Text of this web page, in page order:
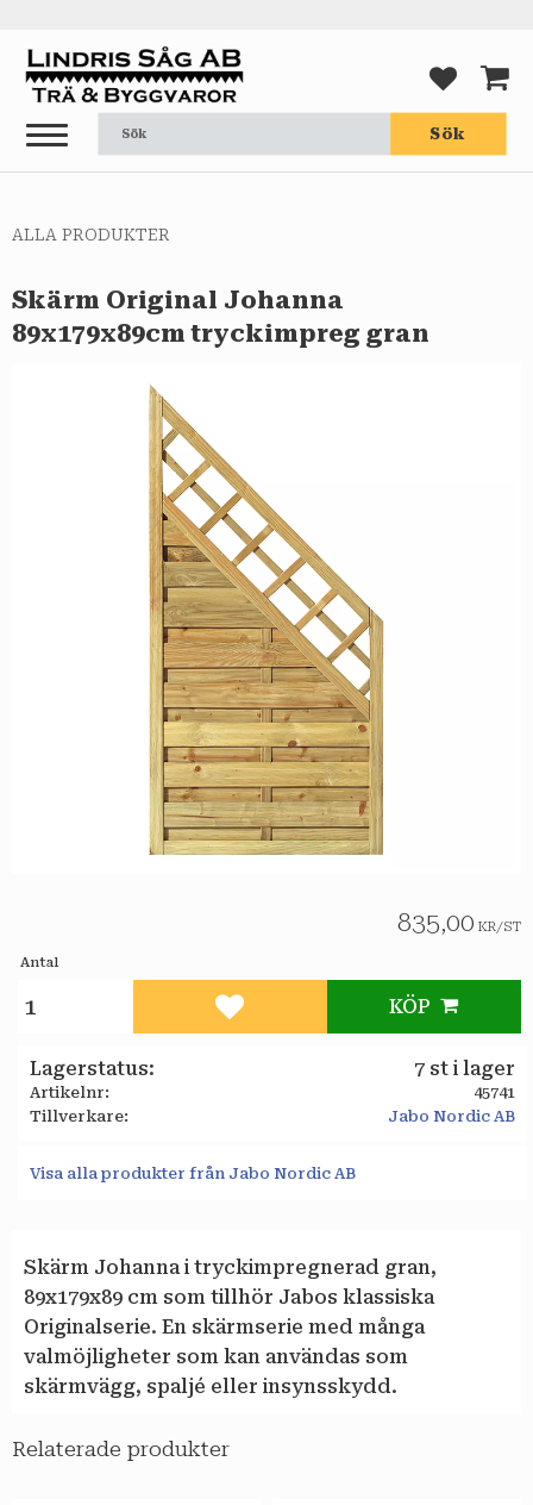
Meny
Sök
ALLA PRODUKTER
Skärm Original Johanna
89x179x89cm tryckimpreg gran
835,00 KR/ST
Antal
KÖP
Lägg till i favoriter
Lagerstatus 7 st i lager
Artikelnr
45741
Tillverkare
Jabo Nordic AB
Visa alla produkter från Jabo Nordic AB
Skärm Johanna i tryckimpregnerad gran,
89x179x89 cm som tillhör Jabos klassiska
Originalserie. En skärmserie med många
valmöjligheter som kan användas som
skärmvägg, spaljé eller insynsskydd.
Relaterade produkter